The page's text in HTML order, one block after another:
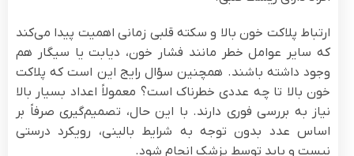
ارتباط پلاکت خون بالا و سکته قلبی زمانی اهمیت پیدا می‌کند
که سایر عوامل خطر مانند فشار خون، دیابت یا سیگار هم
وجود داشته باشند. همچنین سؤال رایج این است که پلاکت
خون بالا تا چه عددی خطرناک است؟ معمولاً اعداد بسیار بالا
نیاز به بررسی فوری دارند. با این حال، تصمیم‌گیری صرفاً بر
اساس عدد بدون توجه به شرایط بالینی، رویکرد درستی
نیست و باید توسط پزشک انجام شود.